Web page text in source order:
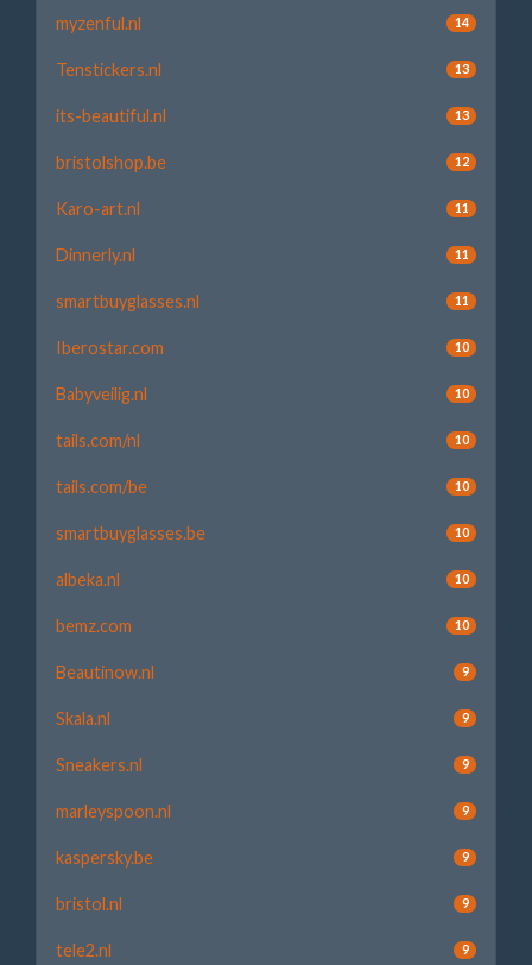
myzenful.nl 14
Tenstickers.nl 13
its-beautiful.nl 13
bristolshop.be 12
Karo-art.nl 11
Dinnerly.nl 11
smartbuyglasses.nl 11
Iberostar.com 10
Babyveilig.nl 10
tails.com/nl 10
tails.com/be 10
smartbuyglasses.be 10
albeka.nl 10
bemz.com 10
Beautinow.nl 9
Skala.nl 9
Sneakers.nl 9
marleyspoon.nl 9
kaspersky.be 9
bristol.nl 9
tele2.nl 9